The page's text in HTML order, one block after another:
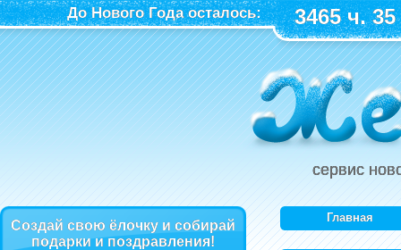
До Нового Года осталось: 3465 ч.
сервис
Создай свою ёлочку и собирай
подарки и поздравления!
Главная